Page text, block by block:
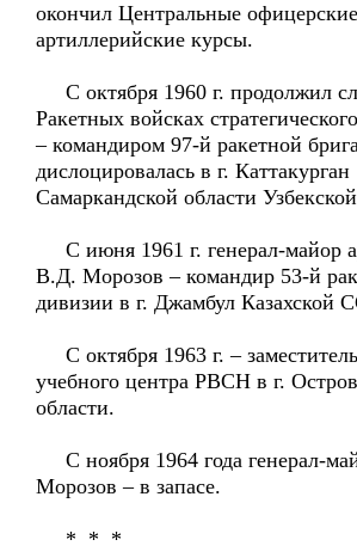
окончил Центральные офицерские
артиллерийские курсы.
С октября 1960 г. продолжил
Ракетных войсках
– командиром 97-й ракетной
дислоцировалась в г. Каттакурган
Самаркандской области
С июня 1961 г. генерал-майор
В.Д. Морозов – командир 53-й
дивизии в г. Джамбул Казахской
С октября 1963 г. –
учебного центра РВСН в г.
области.
С ноября 1964 года генерал-
Морозов – в запасе.
* * *